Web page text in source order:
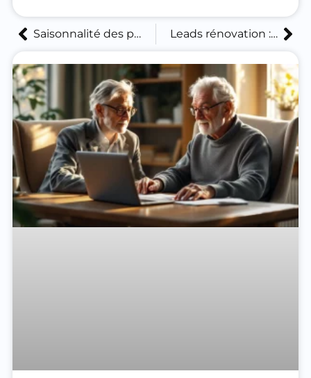
Saisonnalité des projets de rénovation : comment adapter sa stratégie d’acquisition de leads Leads rénovation : comprendre le temps de maturation moyen avant signature